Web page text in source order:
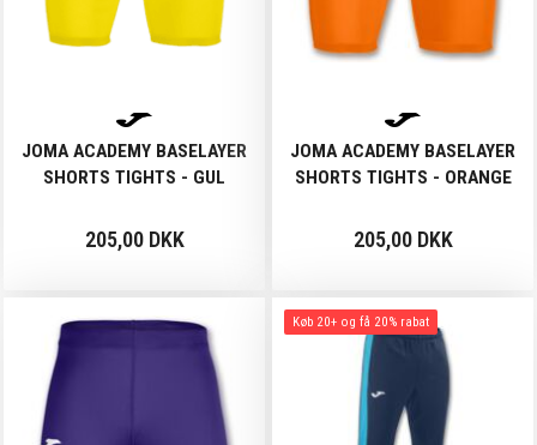
JOMA ACADEMY BASELAYER
SHORTS TIGHTS - GUL
205,00 DKK
JOMA ACADEMY BASELAYER
SHORTS TIGHTS - ORANGE
205,00 DKK
Køb 20+ og få 20% rabat